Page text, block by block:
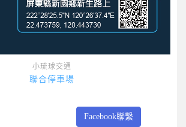
小琉球交通
聯合停車場
Facebook聯繫